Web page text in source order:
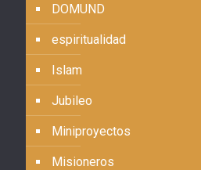
DOMUND
espiritualidad
Islam
Jubileo
Miniproyectos
Misioneros